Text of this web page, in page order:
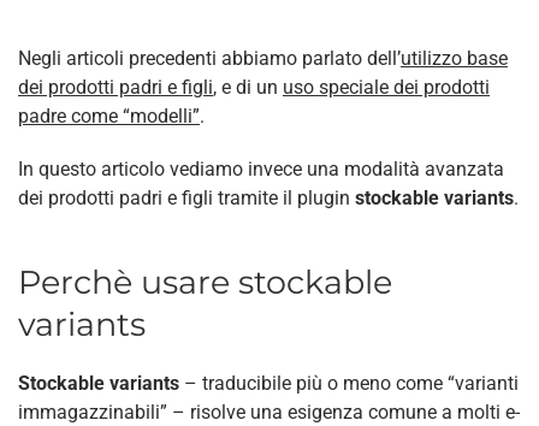
Negli articoli precedenti abbiamo parlato dell’utilizzo base
dei prodotti padri e figli, e di un uso speciale dei prodotti
padre come “modelli”.
In questo articolo vediamo invece una modalità avanzata
dei prodotti padri e figli tramite il plugin stockable variants.
Perchè usare stockable
variants
Stockable variants – traducibile più o meno come “varianti
immagazzinabili” – risolve una esigenza comune a molti e-